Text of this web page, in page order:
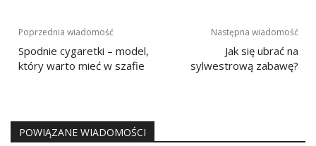
Nawigacja
wpisu
Poprzednia wiadomość
Spodnie cygaretki – model,
który warto mieć w szafie
Następna wiadomość
Jak się ubrać na
sylwestrową zabawę?
POWIĄZANE WIADOMOŚCI